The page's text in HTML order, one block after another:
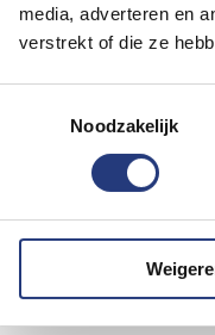
media, adverteren en
verstrekt of die ze
Noodzakelijk